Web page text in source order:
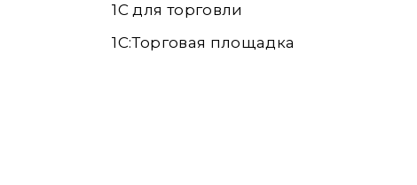
1С для торговли
1С:Торговая площадка